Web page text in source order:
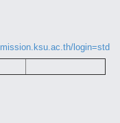
login=std